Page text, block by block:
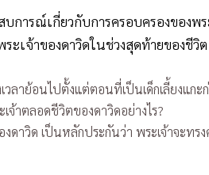
ารณ์เกี่ยวกับการครอบครองของ
เจ้าของดาวิดในช่วงสุดท้ายของชีวิ
ลาย้อนไปตั้งแต่ตอนที่เป็นเด็กเลี้ยงแก
จ้าตลอดชีวิตของดาวิดอย่างไร?
ดาวิด เป็นหลักประกันว่า พระเจ้าจะท